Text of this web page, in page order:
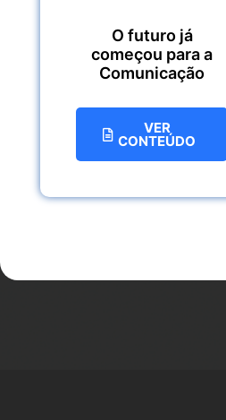
O futuro já
começou para a
Comunicação
VER
CONTEÚDO